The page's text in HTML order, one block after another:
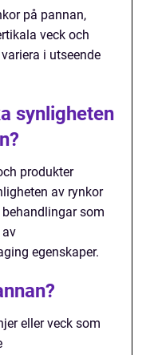
på pannan,
veck och
i utseende
synligheten
produkter
av rynkor
som
av
egenskaper.
eller veck som